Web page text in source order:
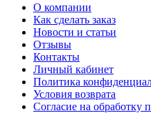
О компании
Как сделать заказ
Новости и статьи
Отзывы
Контакты
Личный кабинет
Политика
Условия возврата
Согласие на обработку